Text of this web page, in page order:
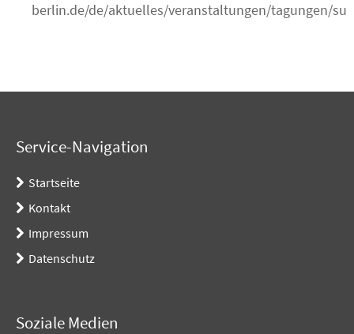
berlin.de/de/aktuelles/veranstaltungen/tagungen/
Service-Navigation
Startseite
Kontakt
Impressum
Datenschutz
Soziale Medien